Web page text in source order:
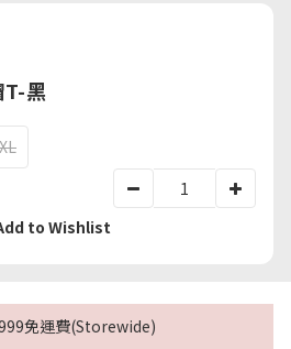
黑
to Wishlist
免運費(Storewide)